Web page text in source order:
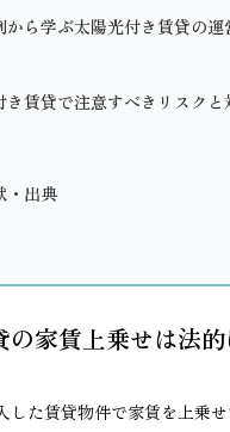
から学ぶ太陽光付き賃貸の運
き賃貸で注意すべきリスクと
・出典
家賃上乗せは法
た賃貸物件で家賃を上乗せ